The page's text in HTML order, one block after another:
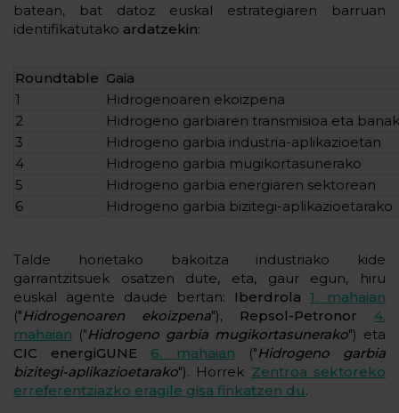
batean, bat datoz euskal estrategiaren barruan
identifikatutako ardatzekin:
Roundtable Gaia
1
Hidrogenoaren ekoizpena
2
Hidrogeno garbiaren transmisioa eta
3
Hidrogeno garbia industria-aplikazioetan
4
Hidrogeno garbia mugikortasunerako
5
Hidrogeno garbia energiaren sektorean
6
Hidrogeno garbia bizitegi-aplikazioetarako
Talde horietako bakoitza industriako kide
garrantzitsuek osatzen dute, eta, gaur egun, hiru
euskal agente daude bertan:
Iberdrola 1. mahaian
("Hidrogenoaren ekoizpena"), Repsol-Petronor 4.
mahaian ("Hidrogeno garbia mugikortasunerako") eta
CIC energiGUNE 6. mahaian ("Hidrogeno garbia
bizitegi-aplikazioetarako"). Horrek Zentroa sektoreko
erreferentziazko eragile gisa finkatzen du.